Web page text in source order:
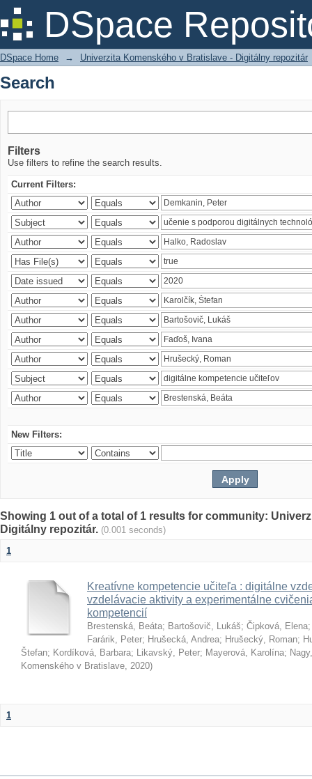
DSpace
Search
DSpace Home → Univerzita Komenského v Bratislave - Digitálny repozitár
Search
Filters
Use filters to refine the search results.
Current Filters:
New Filters:
Showing 1 out of a total of 1 results for community:
Digitálny repozitár. (0.001 seconds)
1
Kreatívne kompetencie učiteľa : digitálne
vzdelávacie aktivity a experimentálne
kompetencií
Brestenská, Beáta; Bartošovič, Lukáš; Čipková, Elena
Farárik, Peter; Hrušecká, Andrea; Hrušecký, Roman;
Štefan; Kordíková, Barbara; Likavský, Peter; Mayerová, Karolína;
Komenského v Bratislave, 2020)
1